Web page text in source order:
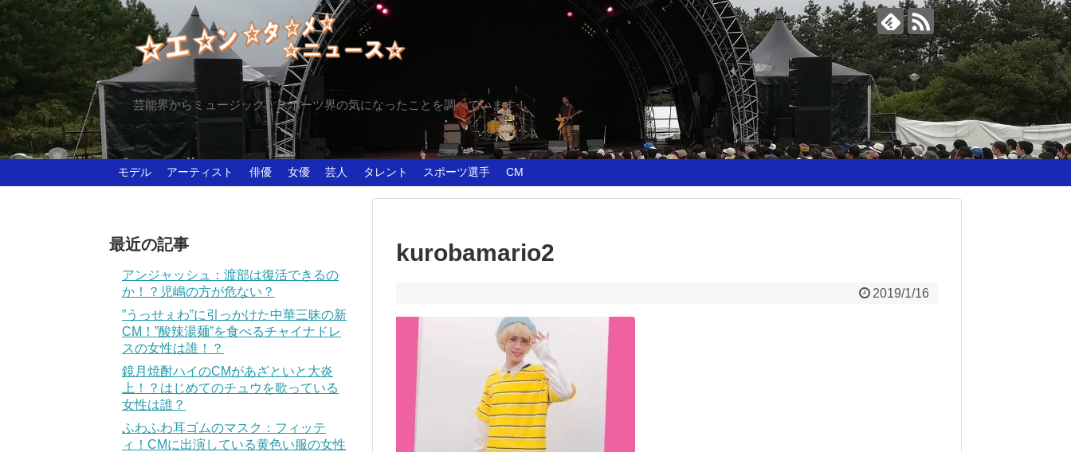
芸能界からミュージック、スポーツ界の気になったことを調べています！
モデル アーティスト 俳優 女優 芸人 タレント スポーツ選手 CM
kurobamario2
2019/1/16
最近の記事
アンジャッシュ：渡部は復活できるの
か！？児嶋の方が危ない？
”うっせぇわ”に引っかけた中華三昧の新
CM！”酸辣湯麺”を食べるチャイナドレ
スの女性は誰！？
鏡月焼酎ハイのCMがあざといと大炎
上！？はじめてのチュウを歌っている
女性は誰？
ふわふわ耳ゴムのマスク：フィッテ
ィ！CMに出演している黄色い服の女性